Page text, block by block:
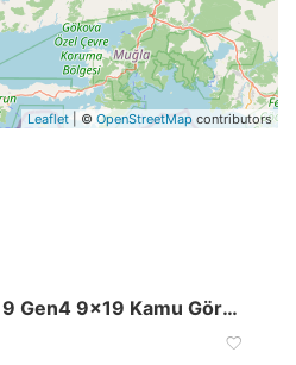
Leaflet | © OpenStreetMap contributors
Glock 19 Gen4 9×19 Kamu Görevlisinden